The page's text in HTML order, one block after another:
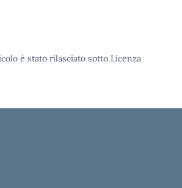
è stato rilasciato sotto Licenza